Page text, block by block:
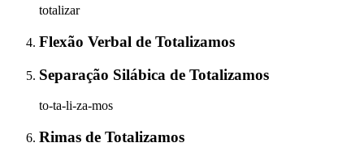
totalizar
Flexão Verbal de Totalizamos
Separação Silábica de Totalizamos
to-ta-li-za-mos
Rimas de Totalizamos